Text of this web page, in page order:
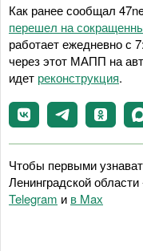
Как ранее сообщал
перешел на
работает ежедневно с
через этот МАПП на
идет реконструкция.
Чтобы первыми
Ленинградской
Telegram и в Maх